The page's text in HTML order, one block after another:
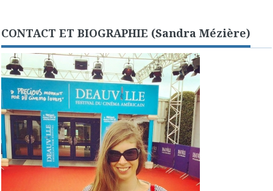
CONTACT ET BIOGRAPHIE (Sandra Mézière)